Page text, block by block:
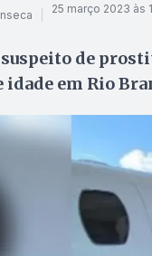
25 março 2023 às
suspeito de
idade em Rio